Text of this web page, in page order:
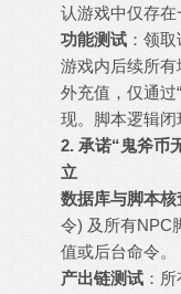
认游戏中仅存在
功能测试 ：领
游戏内后续所
外充值，仅通过
现。脚本逻辑闭
2. 承诺“鬼斧币
立
数据库与脚本核
令) 及所有NPC
值或后台命令。
产出链测试 ：